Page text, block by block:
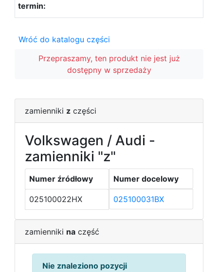
Wróć do katalogu części
Przepraszamy, ten produkt nie jest już
dostępny w sprzedaży
zamienniki z części
Volkswagen / Audi -
zamienniki "z"
Numer źródłowy Numer docelowy
025100022HX 025100031BX
zamienniki na część
Nie znaleziono pozycji